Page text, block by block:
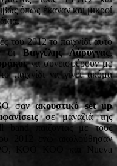
όπως έκαναν και μικροί
του 2012 το παιχνίδι αυτό
οιΒαγγέλης Λάρυγγας,
να συνεισφέρουν με
παιχνίδι να γίνει ακόμα
σανακουστικό set up
σε μαγαζιά της
band παίζοντας με τους
2012 ενώ ακολούθησαν
ΚΟΟ ΚΟΟ και Nueva